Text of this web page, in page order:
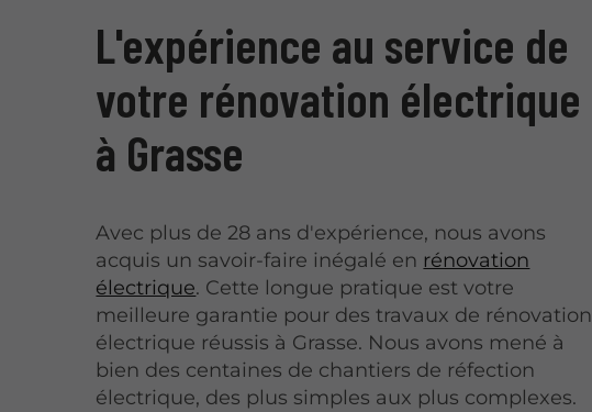
L'expérience au service de
votre rénovation électrique
à Grasse
Avec plus de 28 ans d'expérience, nous avons
acquis un savoir-faire inégalé en rénovation
électrique. Cette longue pratique est votre
meilleure garantie pour des travaux de rénovation
électrique réussis à Grasse. Nous avons mené à
bien des centaines de chantiers de réfection
électrique, des plus simples aux plus complexes.